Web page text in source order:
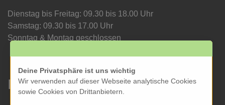
Dienstag bis Freitag: 09.30 bis 18.00 Uhr
Samstag: 09.30 bis 17.00 Uhr
Sonntag & Montag geschlossen
Informationen
Deine Privatsphäre ist uns wichtig
Wir verwenden auf dieser Webseite analytische Cookies
sowie Cookies von Drittanbietern.